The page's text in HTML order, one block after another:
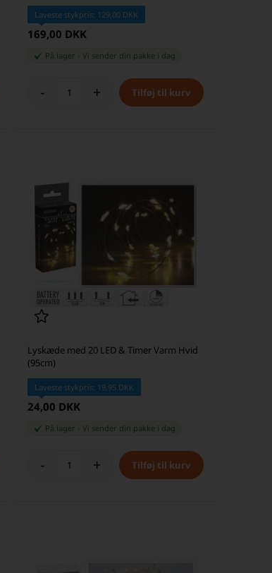
Laveste stykpris: 129,00 DKK
169,00 DKK
På lager Vi sender din pakke i dag
- +
Lyskæde med 20 LED & Timer Varm Hvid
(95cm)
Laveste stykpris: 19,95 DKK
24,00 DKK
På lager Vi sender din pakke i dag
- +